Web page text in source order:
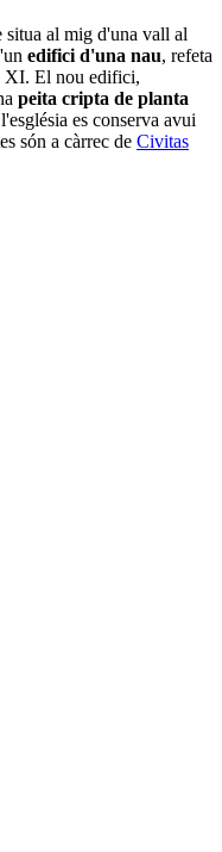
situa al mig d'una vall al
edifici d'una nau, refeta
XI. El nou edifici,
peita cripta de planta
es conserva avui
són a càrrec de Civitas